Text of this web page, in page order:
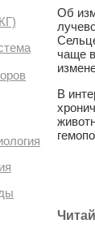
Об
чаще
В